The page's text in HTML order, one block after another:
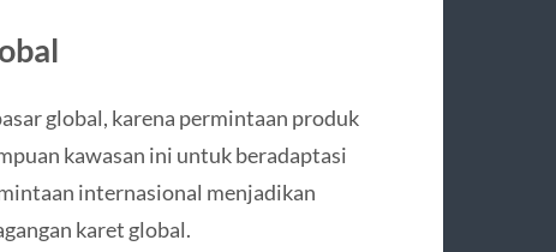
global, karena permintaan produk
kawasan ini untuk beradaptasi
internasional menjadikan
karet global.